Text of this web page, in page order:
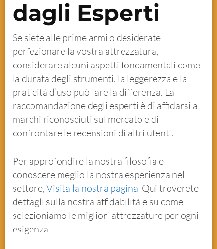
dagli Esperti
Se siete alle prime armi o desiderate
perfezionare la vostra attrezzatura,
considerare alcuni aspetti fondamentali come
la durata degli strumenti, la leggerezza e la
praticità d’uso può fare la differenza. La
raccomandazione degli esperti è di affidarsi a
marchi riconosciuti sul mercato e di
confrontare le recensioni di altri utenti.
Per approfondire la nostra filosofia e
conoscere meglio la nostra esperienza nel
settore,Visita la nostra pagina. Qui troverete
dettagli sulla nostra affidabilità e su come
selezioniamo le migliori attrezzature per ogni
esigenza.